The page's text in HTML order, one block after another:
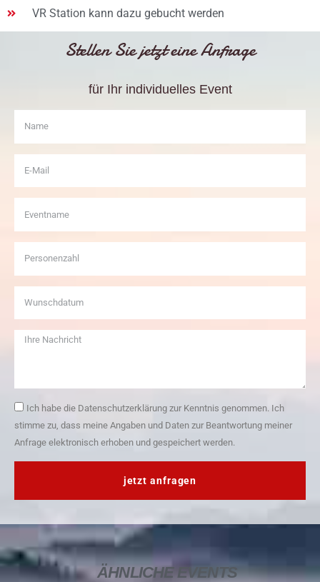
VR Station kann dazu gebucht werden
Stellen Sie jetzt eine Anfrage
für Ihr individuelles Event
Ich habe die Datenschutzerklärung zur Kenntnis genommen. Ich
stimme zu, dass meine Angaben und Daten zur Beantwortung meiner
Anfrage elektronisch erhoben und gespeichert werden.
jetzt anfragen
ÄHNLICHE EVENTS